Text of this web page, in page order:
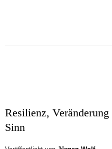
Resilienz,
Sinn